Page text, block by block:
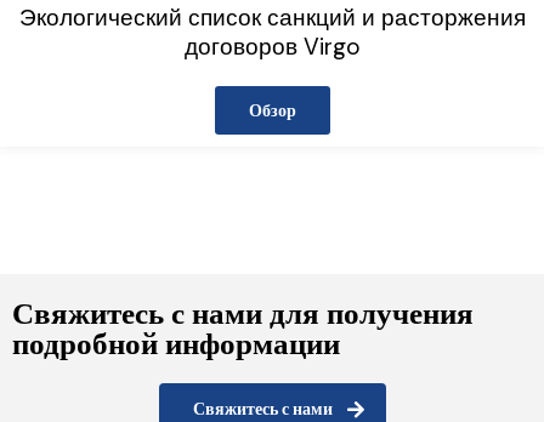
Экологический список санкций и расторжения
договоров Virgo
Обзор
Свяжитесь с нами для получения
подробной информации
Свяжитесь с нами